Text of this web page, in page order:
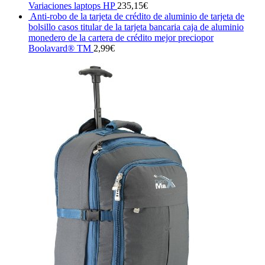
Variaciones laptops HP 235,15€
Anti-robo de la tarjeta de crédito de aluminio de tarjeta de
bolsillo casos titular de la tarjeta bancaria caja de aluminio
monedero de la cartera de crédito mejor preciopor
Boolavard® TM 2,99€